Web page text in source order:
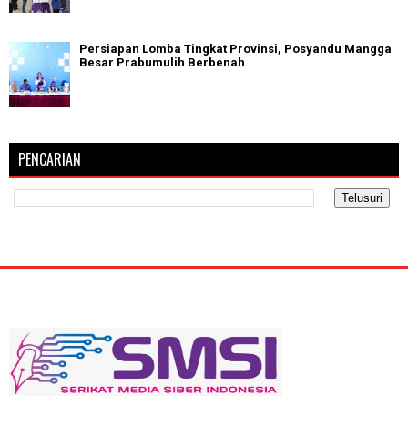
Persiapan Lomba Tingkat Provinsi, Posyandu Mangga
Besar Prabumulih Berbenah
PENCARIAN